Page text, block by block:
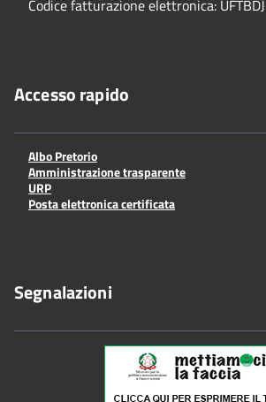
Codice fatturazione elettronica: UFTBDJ
Accesso rapido
Albo Pretorio
Amministrazione trasparente
URP
Posta elettronica certificata
Segnalazioni